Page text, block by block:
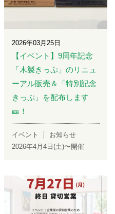
2026年03月25日
【イベント】9周年記念
「木製きっぷ」のリニュ
ーアル販売＆「特別記念
きっぷ」を配布します
🎫！
イベント
お知らせ
2026年4月4日(土)〜開催